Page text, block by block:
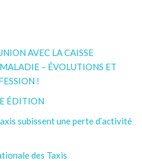
AVEC LA CAISSE
– ÉVOLUTIONS ET
!
ÉDITION
subissent une perte d’activité
des Taxis